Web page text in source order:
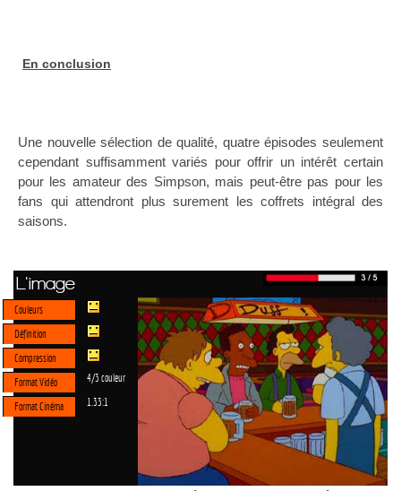
En conclusion
Une nouvelle sélection de qualité, quatre épisodes seulement
cependant suffisamment variés pour offrir un intérêt certain
pour les amateur des Simpson, mais peut-être pas pour les
fans qui attendront plus surement les coffrets intégral des
saisons.
L'image
Couleurs
Définition
Compression
Format Vidéo
4/3 couleur
Format Cinéma 1.33:1